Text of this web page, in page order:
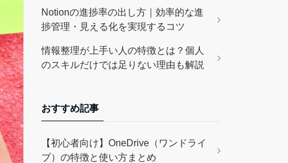
Notionの進捗率の出し方｜効率的な進
捗管理・見える化を実現するコツ
情報整理が上手い人の特徴とは？個人
のスキルだけでは足りない理由も解説
おすすめ記事
【初心者向け】OneDrive（ワンドライ
ブ）の特徴と使い方まとめ